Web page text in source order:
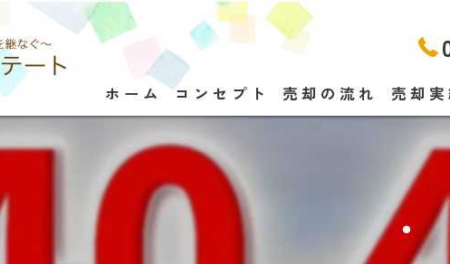
ホーム コンセプト 売却の流れ 売却実
・